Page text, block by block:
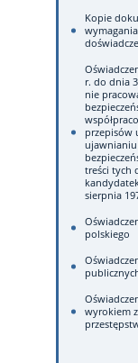
Kopie
r. do dnia
nie
przepisów
treści tych
sierpnia
polskiego
wyrokiem